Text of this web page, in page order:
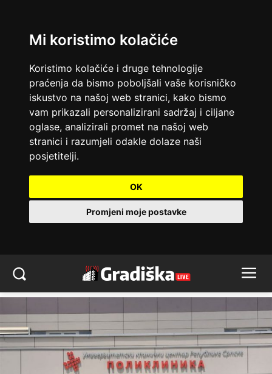
Mi koristimo kolačiće
Koristimo kolačiće i druge tehnologije
praćenja da bismo poboljšali vaše korisničko
iskustvo na našoj web stranici, kako bismo
vam prikazali personalizirani sadržaj i ciljane
oglase, analizirali promet na našoj web
stranici i razumjeli odakle dolaze naši
posjetitelji.
OK
Promjeni moje postavke